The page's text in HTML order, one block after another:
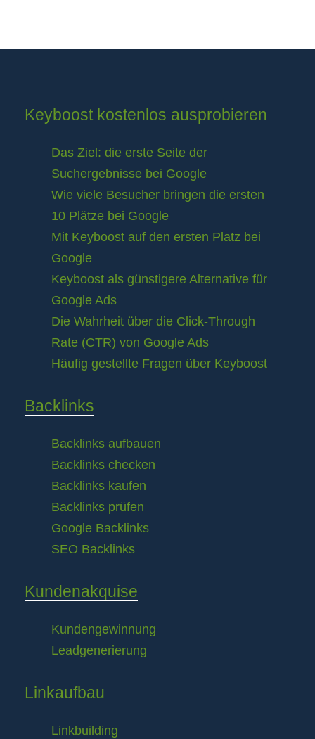
Keyboost kostenlos ausprobieren
Das Ziel: die erste Seite der
Suchergebnisse bei Google
Wie viele Besucher bringen die ersten
10 Plätze bei Google
Mit Keyboost auf den ersten Platz bei
Google
Keyboost als günstigere Alternative für
Google Ads
Die Wahrheit über die Click-Through
Rate (CTR) von Google Ads
Häufig gestellte Fragen über Keyboost
Backlinks
Backlinks aufbauen
Backlinks checken
Backlinks kaufen
Backlinks prüfen
Google Backlinks
SEO Backlinks
Kundenakquise
Kundengewinnung
Leadgenerierung
Linkaufbau
Linkbuilding